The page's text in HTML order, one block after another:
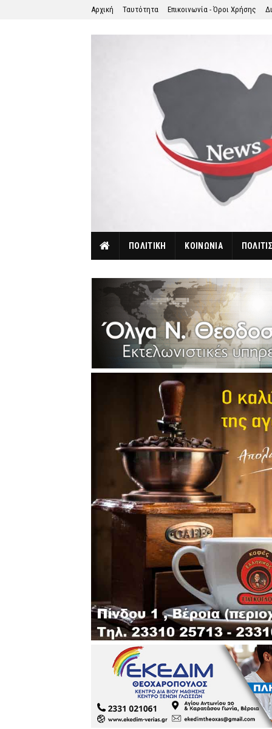
Αρχική Ταυτότητα Επικοινωνία - Όροι Χρήσης
ΠΟΛΙΤΙΚΗ ΚΟΙΝΩΝΙΑ